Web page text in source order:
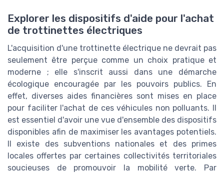
Explorer les dispositifs d'aide pour l'achat
de trottinettes électriques
L'acquisition d'une trottinette électrique ne devrait pas
seulement être perçue comme un choix pratique et
moderne ; elle s'inscrit aussi dans une démarche
écologique encouragée par les pouvoirs publics. En
effet, diverses aides financières sont mises en place
pour faciliter l'achat de ces véhicules non polluants. Il
est essentiel d'avoir une vue d'ensemble des dispositifs
disponibles afin de maximiser les avantages potentiels.
Il existe des subventions nationales et des primes
locales offertes par certaines collectivités territoriales
soucieuses de promouvoir la mobilité verte. Par